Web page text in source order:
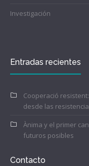
Investigación
Entradas recientes
Cooperació
desde las
Ànima y el primer
futuros posibles
Contacto